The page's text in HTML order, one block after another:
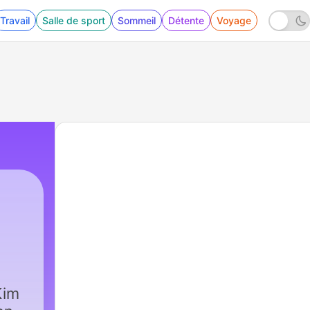
Travail Salle de sport Sommeil Détente Voyage